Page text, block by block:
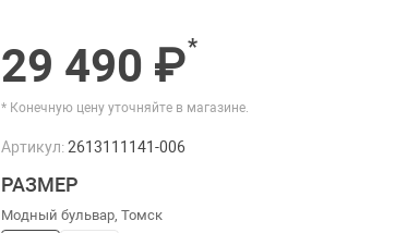
29 490 ₽*
* Конечную цену уточняйте в магазине.
Артикул:2613111141-006
РАЗМЕР
Модный бульвар, Томск